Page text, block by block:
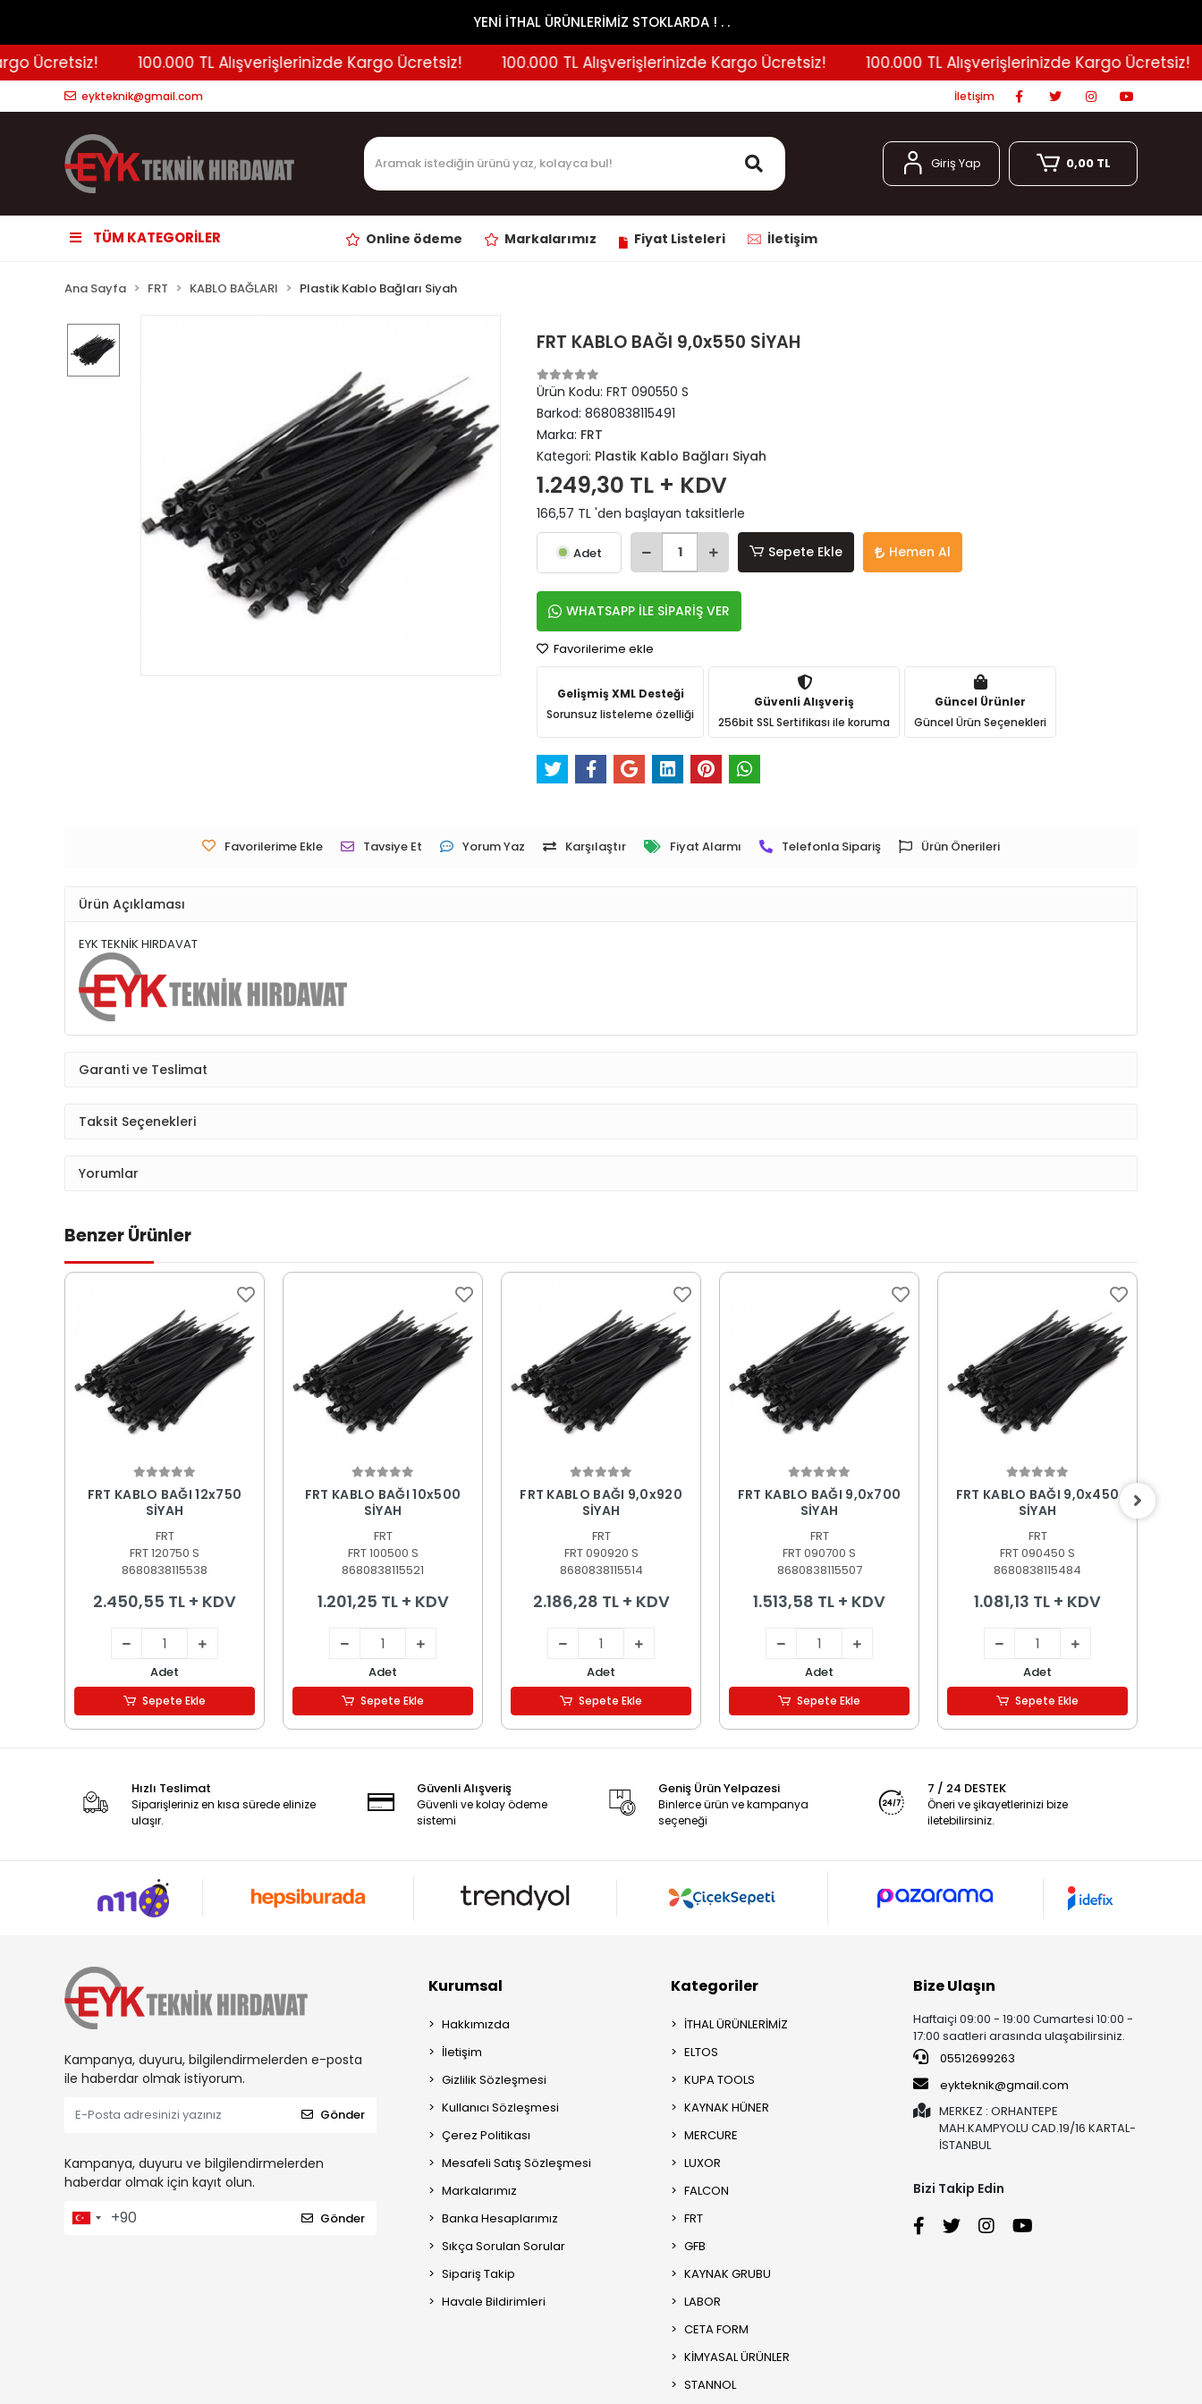
YENİ İTHAL ÜRÜNLERİMİZ STOKLARDA ! . .
Ücretsiz! 100.000 TL Alışverişlerinizde Kargo Ücretsiz! 100.000 TL Alışverişlerinizde Kargo Ücretsiz! 100.000 TL Alışverişlerinizde Kargo Ücretsiz!
eykteknik@gmail.com İletişim
Giriş Yap 0,00 TL
TÜM KATEGORİLER Online ödeme Markalarımız Fiyat Listeleri İletişim
Ana Sayfa FRT KABLO BAĞLARI Plastik Kablo Bağları Siyah
FRT KABLO BAĞI 9,0x550 SİYAH
Ürün Kodu:FRT 090550 S
Barkod:8680838115491
Marka: FRT
Kategori: Plastik Kablo Bağları Siyah
1.249,30 TL + KDV
166,57 TL 'den başlayan taksitlerle
Adet Sepete Ekle Hemen Al
WHATSAPP İLE SİPARİŞ VER
Favorilerime ekle
Gelişmiş XML Desteği
Sorunsuz listeleme özelliği
Güvenli Alışveriş
256bit SSL Sertifikası ile koruma
Güncel Ürünler
Güncel Ürün Seçenekleri
Favorilerime Ekle Tavsiye Et Yorum Yaz Karşılaştır Fiyat Alarmı Telefonla Sipariş Ürün Önerileri
Ürün Açıklaması
EYK TEKNİK HIRDAVAT
Garanti ve Teslimat
Taksit Seçenekleri
Yorumlar
Benzer Ürünler
Sepete Ekle
FRT KABLO BAĞI 12x750
SİYAH
FRT
FRT 120750 S
8680838115538
2.450,55 TL + KDV
Adet
Sepete Ekle
Sepete Ekle
FRT KABLO BAĞI 10x500
SİYAH
FRT
FRT 100500 S
8680838115521
1.201,25 TL + KDV
Adet
Sepete Ekle
Sepete Ekle
FRT KABLO BAĞI 9,0x920
SİYAH
FRT
FRT 090920 S
8680838115514
2.186,28 TL + KDV
Adet
Sepete Ekle
Sepete Ekle
FRT KABLO BAĞI 9,0x700
SİYAH
FRT
FRT 090700 S
8680838115507
1.513,58 TL + KDV
Adet
Sepete Ekle
Sepete Ekle
FRT KABLO BAĞI 9,0x450
SİYAH
FRT
FRT 090450 S
8680838115484
1.081,13 TL + KDV
Adet
Sepete Ekle
Hızlı Teslimat
Siparişleriniz en kısa sürede elinize
ulaşır.
Güvenli Alışveriş
Güvenli ve kolay ödeme
sistemi
Geniş Ürün Yelpazesi
Binlerce ürün ve kampanya
seçeneği
7 / 24 DESTEK
Öneri ve şikayetlerinizi bize
iletebilirsiniz.
Kampanya, duyuru, bilgilendirmelerden e-posta
ile haberdar olmak istiyorum.
Gönder
Kampanya, duyuru ve bilgilendirmelerden
haberdar olmak için kayıt olun.
Gönder
Kurumsal
Hakkımızda
İletişim
Gizlilik Sözleşmesi
Kullanıcı Sözleşmesi
Çerez Politikası
Mesafeli Satış Sözleşmesi
Markalarımız
Banka Hesaplarımız
Sıkça Sorulan Sorular
Sipariş Takip
Havale Bildirimleri
Kategoriler
İTHAL ÜRÜNLERİMİZ
ELTOS
KUPA TOOLS
KAYNAK HÜNER
MERCURE
LUXOR
FALCON
FRT
GFB
KAYNAK GRUBU
LABOR
CETA FORM
KİMYASAL ÜRÜNLER
STANNOL
Bize Ulaşın
Haftaiçi 09:00 - 19:00 Cumartesi 10:00 -
17:00 saatleri arasında ulaşabilirsiniz.
05512699263
eykteknik@gmail.com
MERKEZ : ORHANTEPE
MAH.KAMPYOLU CAD.19/16 KARTAL-
İSTANBUL
Bizi Takip Edin